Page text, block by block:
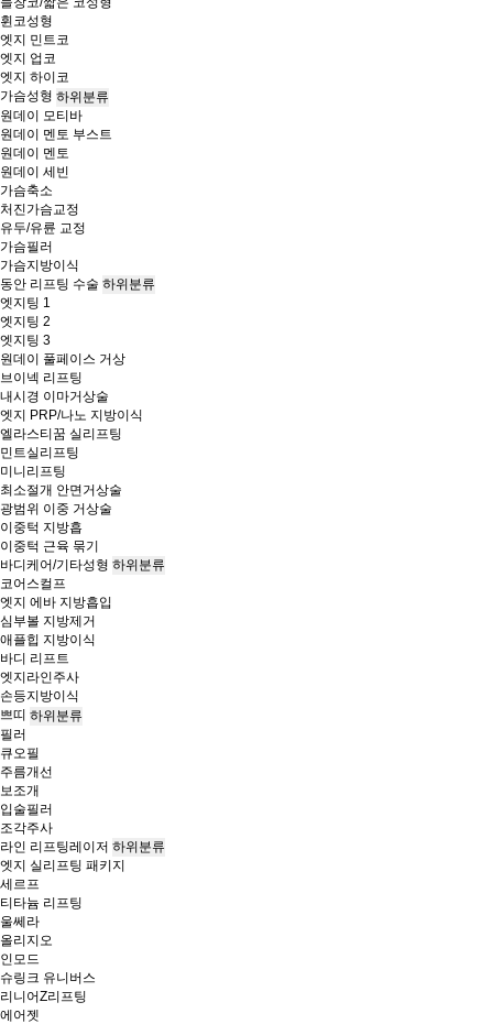
휜코성형
엣지 민트코
엣지 업코
엣지 하이코
가슴성형 하위분류
원데이 모티바
원데이 멘토 부스트
원데이 멘토
원데이 세빈
가슴축소
처진가슴교정
유두/유륜 교정
가슴필러
가슴지방이식
동안 리프팅 수술 하위분류
엣지팅 1
엣지팅 2
엣지팅 3
원데이 풀페이스 거상
브이넥 리프팅
내시경 이마거상술
엣지 PRP/나노 지방이식
엘라스티꿈 실리프팅
민트실리프팅
미니리프팅
최소절개 안면거상술
광범위 이중 거상술
이중턱 지방흡
이중턱 근육 묶기
바디케어/기타성형 하위분류
코어스컬프
엣지 에바 지방흡입
심부볼 지방제거
애플힙 지방이식
바디 리프트
엣지라인주사
손등지방이식
쁘띠 하위분류
필러
큐오필
주름개선
보조개
입술필러
조각주사
라인 리프팅레이저 하위분류
엣지 실리프팅 패키지
세르프
티타늄 리프팅
울쎄라
올리지오
인모드
슈링크 유니버스
리니어Z리프팅
에어젯